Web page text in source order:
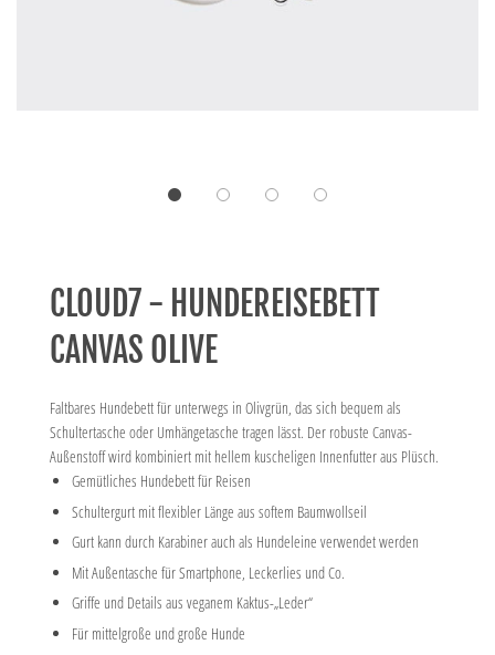
CLOUD7 - HUNDEREISEBETT
CANVAS OLIVE
Faltbares Hundebett für unterwegs in Olivgrün, das sich bequem als
Schultertasche oder Umhängetasche tragen lässt. Der robuste Canvas-
Außenstoff wird kombiniert mit hellem kuscheligen Innenfutter aus Plüsch.
Gemütliches Hundebett für Reisen
Schultergurt mit flexibler Länge aus softem Baumwollseil
Gurt kann durch Karabiner auch als Hundeleine verwendet werden
Mit Außentasche für Smartphone, Leckerlies und Co.
Griffe und Details aus veganem Kaktus-„Leder“
Für mittelgroße und große Hunde